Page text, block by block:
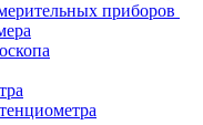
приборов